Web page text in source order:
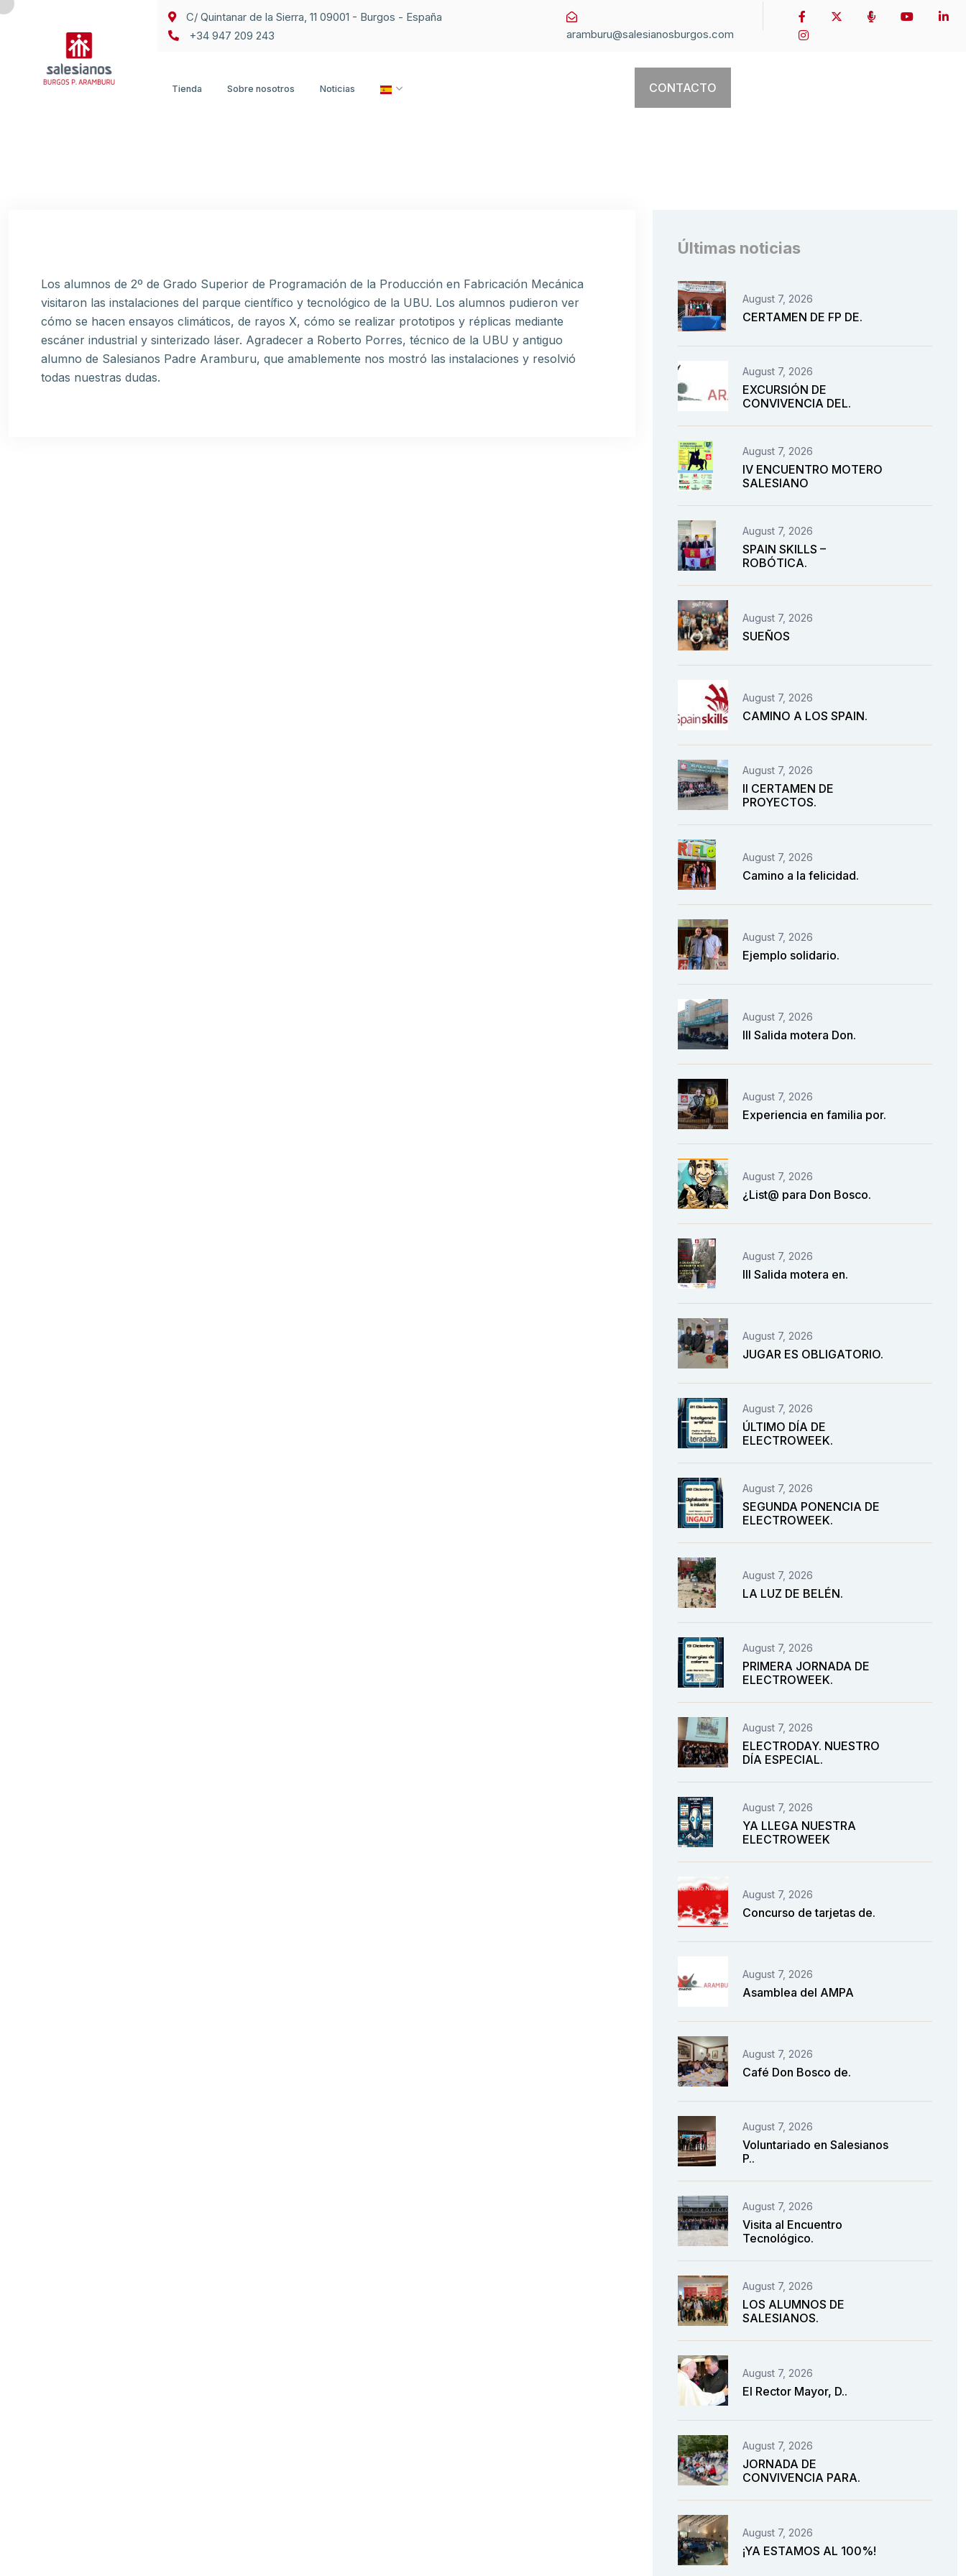
C/ Quintanar de la Sierra, 11 09001 - Burgos - España
+34 947 209 243
aramburu@salesianosburgos.com
Tienda Sobre nosotros Noticias CONTACTO
Los alumnos de 2º de Grado Superior de Programación de la Producción en Fabricación Mecánica
visitaron las instalaciones del parque científico y tecnológico de la UBU. Los alumnos pudieron ver
cómo se hacen ensayos climáticos, de rayos X, cómo se realizar prototipos y réplicas mediante
escáner industrial y sinterizado láser. Agradecer a Roberto Porres, técnico de la UBU y antiguo
alumno de Salesianos Padre Aramburu, que amablemente nos mostró las instalaciones y resolvió
todas nuestras dudas.
Últimas noticias
August 7, 2026
CERTAMEN DE FP DE.
August 7, 2026
EXCURSIÓN DE
CONVIVENCIA DEL.
August 7, 2026
IV ENCUENTRO MOTERO
SALESIANO
August 7, 2026
SPAIN SKILLS –
ROBÓTICA.
August 7, 2026
SUEÑOS
August 7, 2026
CAMINO A LOS SPAIN.
August 7, 2026
II CERTAMEN DE
PROYECTOS.
August 7, 2026
Camino a la felicidad.
August 7, 2026
Ejemplo solidario.
August 7, 2026
III Salida motera Don.
August 7, 2026
Experiencia en familia por.
August 7, 2026
¿List@ para Don Bosco.
August 7, 2026
III Salida motera en.
August 7, 2026
JUGAR ES OBLIGATORIO.
August 7, 2026
ÚLTIMO DÍA DE
ELECTROWEEK.
August 7, 2026
SEGUNDA PONENCIA DE
ELECTROWEEK.
August 7, 2026
LA LUZ DE BELÉN.
August 7, 2026
PRIMERA JORNADA DE
ELECTROWEEK.
August 7, 2026
ELECTRODAY. NUESTRO
DÍA ESPECIAL.
August 7, 2026
YA LLEGA NUESTRA
ELECTROWEEK
August 7, 2026
Concurso de tarjetas de.
August 7, 2026
Asamblea del AMPA
August 7, 2026
Café Don Bosco de.
August 7, 2026
Voluntariado en Salesianos
P..
August 7, 2026
Visita al Encuentro
Tecnológico.
August 7, 2026
LOS ALUMNOS DE
SALESIANOS.
August 7, 2026
El Rector Mayor, D..
August 7, 2026
JORNADA DE
CONVIVENCIA PARA.
August 7, 2026
¡YA ESTAMOS AL 100%!